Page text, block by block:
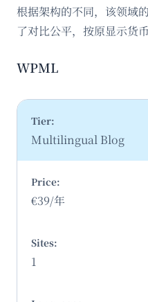
根据架构的不同，该领域
了对比公平，按原显示货币
WPML
Multilingual Blog
€39/年
1